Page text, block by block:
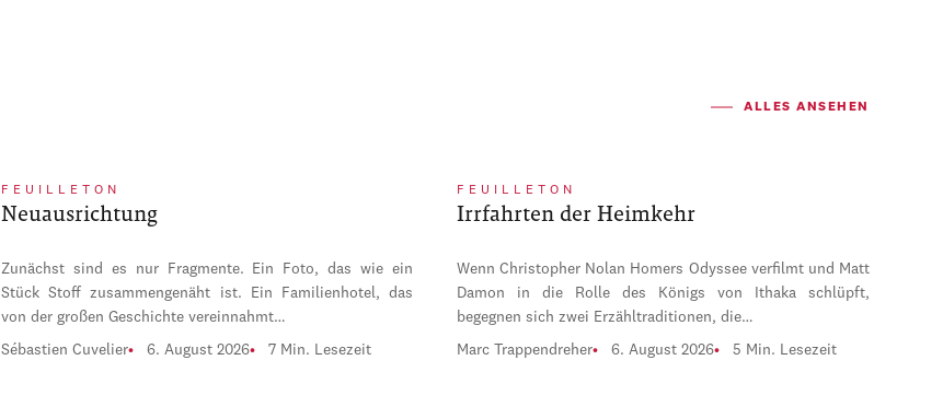
ALLES ANSEHEN
FEUILLETON
Neuausrichtung
Zunächst sind es nur Fragmente. Ein Foto, das wie ein
Stück Stoff zusammengenäht ist. Ein Familienhotel, das
von der großen Geschichte vereinnahmt…
Sébastien Cuvelier 6. August 2026 7 Min. Lesezeit
FEUILLETON
Irrfahrten der Heimkehr
Wenn Christopher Nolan Homers Odyssee verfilmt und Matt
Damon in die Rolle des Königs von Ithaka schlüpft,
begegnen sich zwei Erzähltraditionen, die…
Marc Trappendreher 6. August 2026 5 Min. Lesezeit